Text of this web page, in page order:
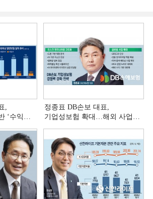
,
‘수익
정종표 DB손보 대표,
기업성보험 확대…해외 사업